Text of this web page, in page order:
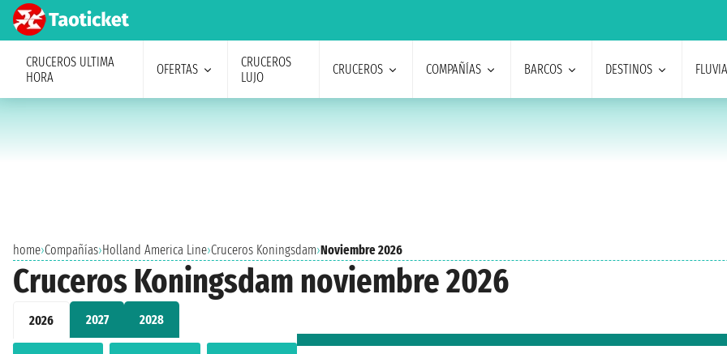
CRUCEROS ULTIMA
HORA
OFERTAS
CRUCEROS
LUJO
CRUCEROS COMPAÑÍAS BARCOS DESTINOS
home›Compañías›Holland America Line›Cruceros Koningsdam›Noviembre 2026
Cruceros Koningsdam noviembre 2026
2026 2027 2028